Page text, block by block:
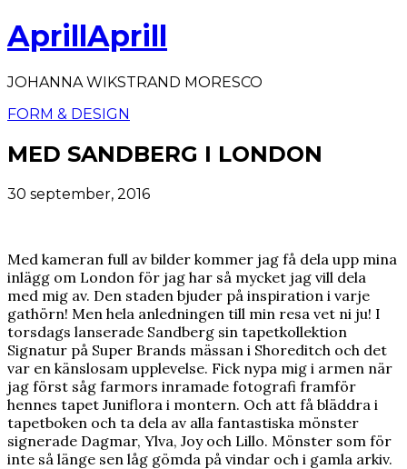
AprillAprill
JOHANNA WIKSTRAND MORESCO
FORM & DESIGN
MED SANDBERG I LONDON
30 september, 2016
Med kameran full av bilder kommer jag få dela upp mina
inlägg om London för jag har så mycket jag vill dela
med mig av. Den staden bjuder på inspiration i varje
gathörn! Men hela anledningen till min resa vet ni ju! I
torsdags lanserade Sandberg sin tapetkollektion
Signatur på Super Brands mässan i Shoreditch och det
var en känslosam upplevelse. Fick nypa mig i armen när
jag först såg farmors inramade fotografi framför
hennes tapet Juniflora i montern. Och att få bläddra i
tapetboken och ta dela av alla fantastiska mönster
signerade Dagmar, Ylva, Joy och Lillo. Mönster som för
inte så länge sen låg gömda på vindar och i gamla arkiv.